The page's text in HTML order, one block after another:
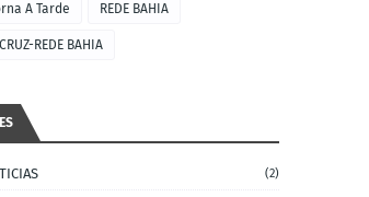
A Tarde REDE BAHIA
REDE BAHIA
(2)